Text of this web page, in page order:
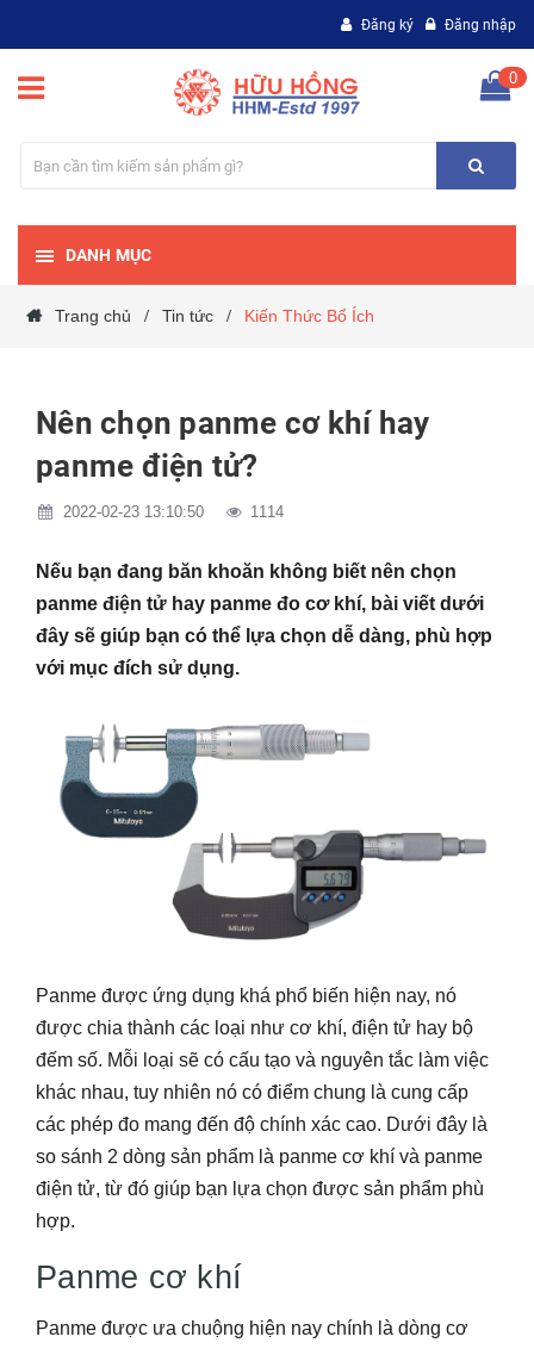
Đăng ký Đăng nhập
0
DANH MỤC
Trang chủ / Tin tức / Kiến Thức Bổ Ích
Nên chọn panme cơ khí hay
panme điện tử?
2022-02-23 13:10:50 1114
Nếu bạn đang băn khoăn không biết nên chọn
panme điện tử hay panme đo cơ khí, bài viết dưới
đây sẽ giúp bạn có thể lựa chọn dễ dàng, phù hợp
với mục đích sử dụng.
Panme được ứng dụng khá phổ biến hiện nay, nó
được chia thành các loại như cơ khí, điện tử hay bộ
đếm số. Mỗi loại sẽ có cấu tạo và nguyên tắc làm việc
khác nhau, tuy nhiên nó có điểm chung là cung cấp
các phép đo mang đến độ chính xác cao. Dưới đây là
so sánh 2 dòng sản phẩm là panme cơ khí và panme
điện tử, từ đó giúp bạn lựa chọn được sản phẩm phù
hợp.
Panme cơ khí
Panme được ưa chuộng hiện nay chính là dòng cơ